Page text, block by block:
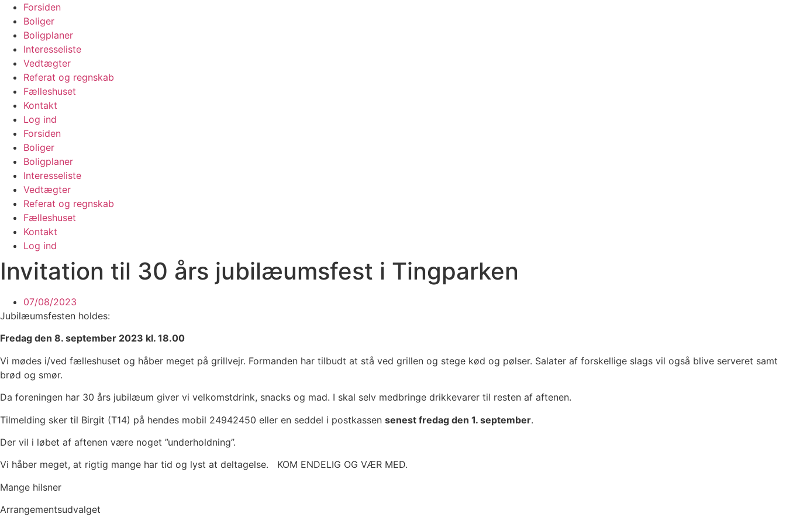
Videre
indhold
Forsiden
Boliger
Boligplaner
Interesseliste
Vedtægter
Referat og regnskab
Fælleshuset
Kontakt
Log ind
Forsiden
Boliger
Boligplaner
Interesseliste
Vedtægter
Referat og regnskab
Fælleshuset
Kontakt
Log ind
Invitation til 30 års jubilæumsfest i Tingparken
07/08/2023
Jubilæumsfesten holdes:
Fredag den 8. september 2023 kl. 18.00
Vi mødes i/ved fælleshuset og håber meget på grillvejr. Formanden har tilbudt at stå ved grillen og stege kød og pølser. Salater af forskellige slags vil også blive serveret samt
brød og smør.
Da foreningen har 30 års jubilæum giver vi velkomstdrink, snacks og mad. I skal selv medbringe drikkevarer til resten af aftenen.
Tilmelding sker til Birgit (T14) på hendes mobil 24942450 eller en seddel i postkassen senest fredag den 1. september.
Der vil i løbet af aftenen være noget ”underholdning”.
Vi håber meget, at rigtig mange har tid og lyst at deltagelse. KOM ENDELIG OG VÆR MED.
Mange hilsner
Arrangementsudvalget